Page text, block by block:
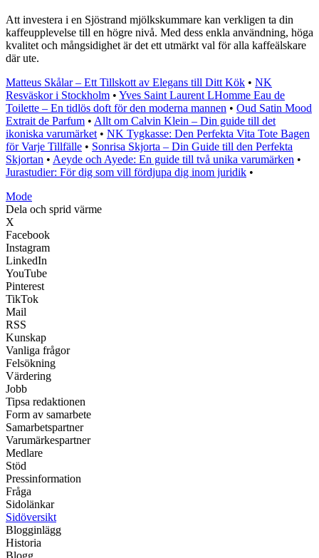
Att investera i en Sjöstrand mjölkskummare kan verkligen ta din
kaffeupplevelse till en högre nivå. Med dess enkla användning, höga
kvalitet och mångsidighet är det ett utmärkt val för alla kaffeälskare
där ute.
Matteus Skålar – Ett Tillskott av Elegans till Ditt Kök • NK
Resväskor i Stockholm • Yves Saint Laurent LHomme Eau de
Toilette – En tidlös doft för den moderna mannen • Oud Satin Mood
Extrait de Parfum • Allt om Calvin Klein – Din guide till det
ikoniska varumärket • NK Tygkasse: Den Perfekta Vita Tote Bagen
för Varje Tillfälle • Sonrisa Skjorta – Din Guide till den Perfekta
Skjortan • Aeyde och Ayede: En guide till två unika varumärken •
Jurastudier: För dig som vill fördjupa dig inom juridik •
Mode
Dela och sprid värme
X
Facebook
Instagram
LinkedIn
YouTube
Pinterest
TikTok
Mail
RSS
Kunskap
Vanliga frågor
Felsökning
Värdering
Jobb
Tipsa redaktionen
Form av samarbete
Samarbetspartner
Varumärkespartner
Medlare
Stöd
Pressinformation
Fråga
Sidolänkar
Sidöversikt
Blogginlägg
Historia
Blogg